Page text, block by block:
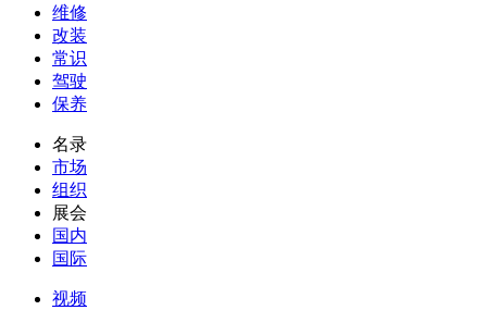
维修
改装
常识
驾驶
保养
名录
市场
组织
展会
国内
国际
视频